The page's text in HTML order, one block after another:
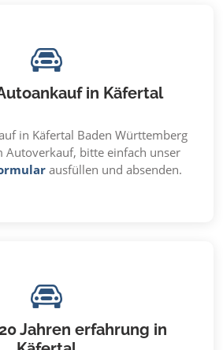
in Käfertal
in Käfertal Baden Württemberg
Autoverkauf, bitte einfach unser
ausfüllen und absenden.
Jahren erfahrung in